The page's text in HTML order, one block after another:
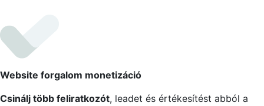
Website forgalom monetizáció
Csinálj több feliratkozót, leadet és értékesítést abból a